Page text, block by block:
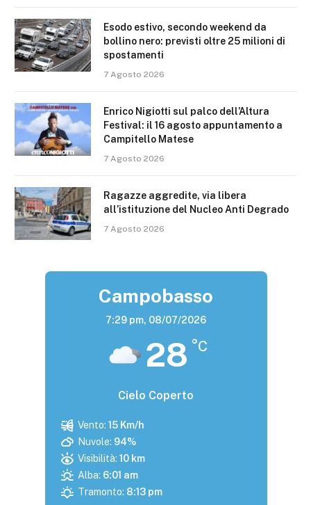
Esodo estivo, secondo weekend da
bollino nero: previsti oltre 25 milioni di
spostamenti
7 Agosto 2026
Enrico Nigiotti sul palco dell’Altura
Festival: il 16 agosto appuntamento a
Campitello Matese
7 Agosto 2026
Ragazze aggredite, via libera
all’istituzione del Nucleo Anti Degrado
7 Agosto 2026
Campobasso
7:29 pm, 08/07/2026
28 °C
Cielo Coperto
Vento: 15 Km/h
Nuvole: 94%
Visibilità: 10 km
Alba: 6:01 am
Tramonto: 8:13 pm